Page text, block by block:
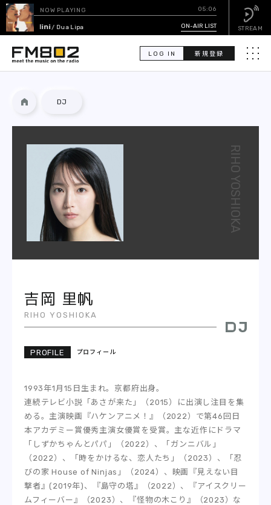
LOG IN 新規登録 メニ
GUEST CALENDAR
ON-AIR LIST
EVENT CALENDAR
PODCAST
FAQ
ONLINESHOP
NOW PLAYING 05:06
Houdini/ Dua Lipa ON-AIR LIST STREAM
DJ
RIHO YOSHIOKA
吉岡 里帆
RIHO YOSHIOKA
プロフィール
1993年1月15日生まれ。京都府出身。
連続テレビ小説「あさが来た」（2015）に出演し注目を集
める。主演映画『ハケンアニメ！』（2022）で第46回日
本アカデミー賞優秀主演女優賞を受賞。主な近作にドラマ
「しずかちゃんとパパ」（2022）、「ガンニバル」
（2022）、「時をかけるな、恋人たち」（2023）、「忍
びの家 House of Ninjas」（2024）、映画『見えない目
撃者』(2019年)、『島守の塔』（2022）、『アイスクリー
ムフィーバー』（2023）、『怪物の木こり』（2023）な